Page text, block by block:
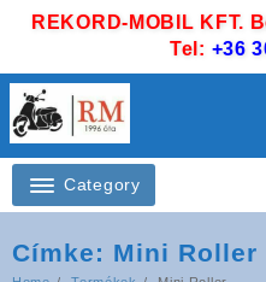
REKORD-MOBIL KFT.
Tel: +36
Category
Címke: Mini Roller